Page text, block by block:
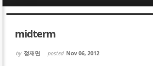
midterm
by 정재면 posted Nov 06, 2012
Sketchbook5, 스케치북5
Sketchbook5, 스케치북5